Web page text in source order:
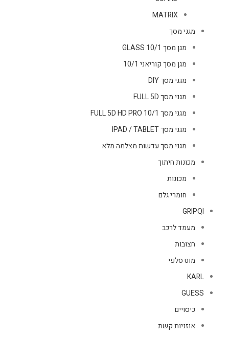
MATRIX
מגני מסך
מגן מסך GLASS 10/1
מגן מסך קוריאני 10/1
מגני מסך DIY
מגני מסך FULL 5D
מגני מסך FULL 5D HD PRO 10/1
מגני מסך IPAD / TABLET
מגני מסך עדשות מצלמה מלא
מכונות חיתוך
מכונות
חומרי גלם
GRIPQI
מעמד לרכב
חצובות
מוט סלפי
KARL
GUESS
כיסויים
אוזניות קשת